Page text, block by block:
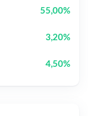
55,00%
3,20%
4,50%